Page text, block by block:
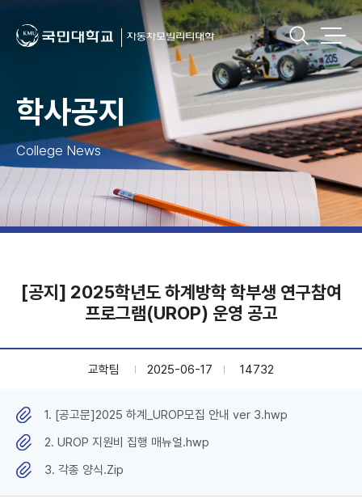
학사공지
College News
[공지] 2025학년도 하계방학 학부생 연구참여
프로그램(UROP) 운영 공고
교학팀 2025-06-17 14732
1. [공고문]2025 하계_UROP모집 안내 ver 3.hwp
2. UROP 지원비 집행 매뉴얼.hwp
3. 각종 양식.Zip